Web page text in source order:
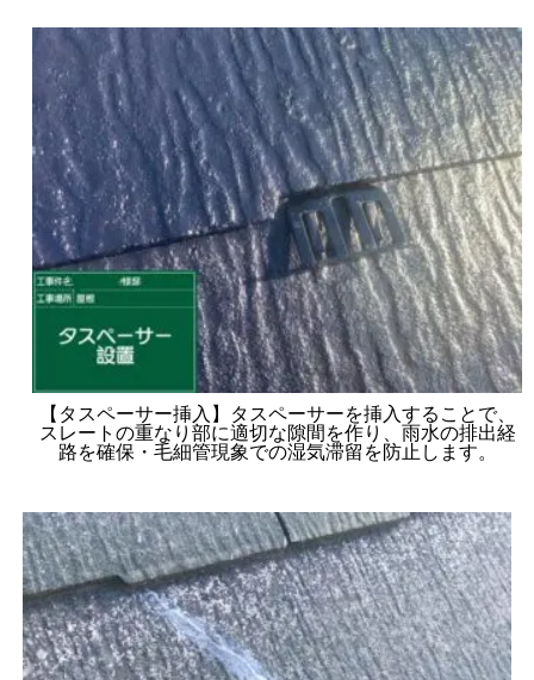
【タスペーサー挿入】タスペーサーを挿入することで、
スレートの重なり部に適切な隙間を作り、雨水の排出経
路を確保・毛細管現象での湿気滞留を防止します。